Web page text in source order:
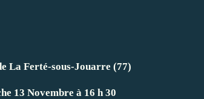
La Ferté-sous-Jouarre (77)
13 Novembre à 16 h 30